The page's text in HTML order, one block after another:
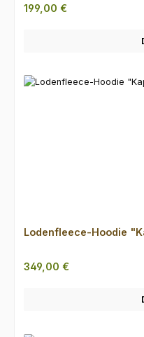
Regulärer Preis:
199,00 €
Lodenfleece-Hoodie
Regulärer Preis:
349,00 €